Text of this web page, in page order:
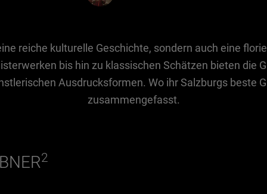
reiche kulturelle Geschichte, sondern auch eine
bis hin zu klassischen Schätzen bieten die
Ausdrucksformen. Wo ihr Salzburgs beste
zusammengefasst.
2